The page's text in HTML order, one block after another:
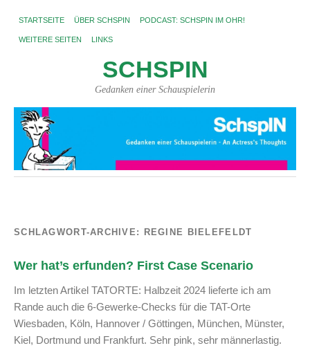
STARTSEITE ÜBER SCHSPIN PODCAST: SCHSPIN IM OHR!
WEITERE SEITEN LINKS
SCHSPIN
Gedanken einer Schauspielerin
SCHLAGWORT-ARCHIVE: REGINE BIELEFELDT
Wer hat’s erfunden? First Case Scenario
Im letzten Artikel TATORTE: Halbzeit 2024 lieferte ich am
Rande auch die 6-Gewerke-Checks für die TAT-Orte
Wiesbaden, Köln, Hannover / Göttingen, München, Münster,
Kiel, Dortmund und Frankfurt. Sehr pink, sehr männerlastig.